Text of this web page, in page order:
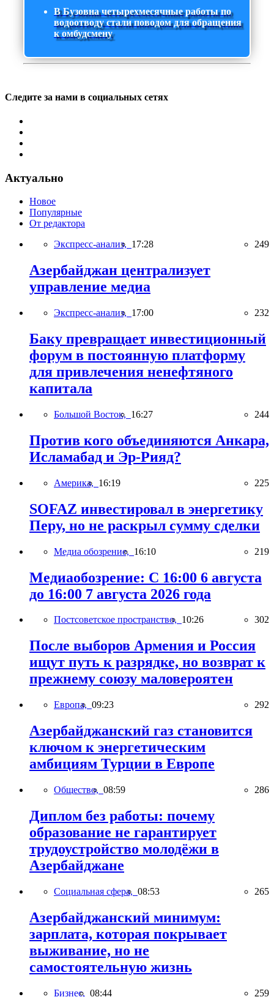
В Бузовна четырехмесячные работы по
водоотводу стали поводом для обращения
к омбудсмену
Следите за нами в социальных сетях
Актуально
Новое
Популярные
От редактора
Экспресс-анализ, 17:28 249
Азербайджан централизует
управление медиа
Экспресс-анализ, 17:00 232
Баку превращает инвестиционный
форум в постоянную платформу
для привлечения ненефтяного
капитала
Большой Восток, 16:27 244
Против кого объединяются Анкара,
Исламабад и Эр-Рияд?
Америка, 16:19 225
SOFAZ инвестировал в энергетику
Перу, но не раскрыл сумму сделки
Медиа обозрение, 16:10 219
Медиаобозрение: С 16:00 6 августа
до 16:00 7 августа 2026 года
Постсоветское пространство, 10:26 302
После выборов Армения и Россия
ищут путь к разрядке, но возврат к
прежнему союзу маловероятен
Европа, 09:23 292
Азербайджанский газ становится
ключом к энергетическим
амбициям Турции в Европе
Общество, 08:59 286
Диплом без работы: почему
образование не гарантирует
трудоустройство молодёжи в
Азербайджане
Социальная сфера, 08:53 265
Азербайджанский минимум:
зарплата, которая покрывает
выживание, но не
самостоятельную жизнь
Бизнес, 08:44 259